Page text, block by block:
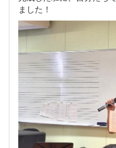
ました！